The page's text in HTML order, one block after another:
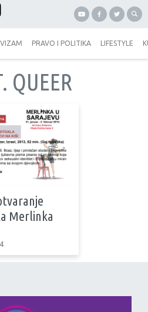
PRAVO I POLITIKA LIFESTYLE
QUEER
Merlinka